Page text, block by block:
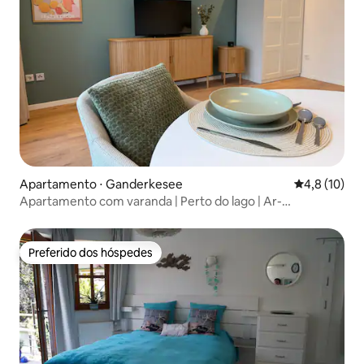
Apartamento ⋅ Ganderkesee 4,8 de uma
4,8 (10)
Apartamento com varanda | Perto do lago | Ar-
Preferido dos hóspedes
Preferido dos hóspedes